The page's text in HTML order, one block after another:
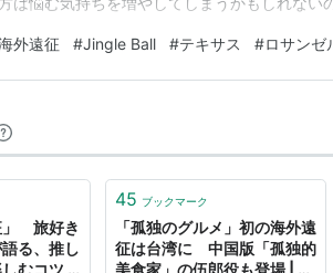
たときには想像していなかった状況で当日を
時間深夜3時の通知。 JO1公式か…
外遠征 #Jingle Ball #テキサス #ロサンゼ
」 旅好き
る、推し
むコツ |
45 ブックマーク
「孤独のグルメ」初の海外遠
征は台湾に 中国版「孤独的
美食家」の伍郎役も登場 | ね